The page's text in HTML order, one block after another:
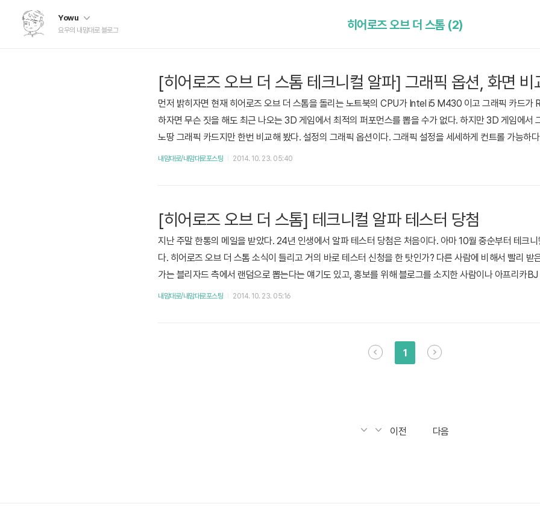
Yowu
요우의 내맘대로 블로그 히어로즈 오브 더 스톰 (2)
[히어로즈 오브 더 스톰 테크니컬 알파] 그래픽 옵션, 화면 비
먼저 밝히자면 현재 히어로즈 오브 더 스톰을 돌리는 노트북의 CPU가 Intel i5 M430 이고 그래픽 카드
하자면 무슨 짓을 해도 최근 나오는 3D 게임에서 최적의 퍼포먼스를 뽑을 수가 없다. 하지만 3D 게임에서
노땅 그래픽 카드지만 한번 비교해 봤다. 설정의 그래픽 옵션이다. 그래픽 설정을 세세하게 컨트롤 가능하
할 수 없다. 스크린샷들이 4:3 비율인 이유다. 내 컴퓨터 환경에서 원할한 플레이를 위해서는 당연히 모든 옵
내맘대로/내맘대로포스팅 2014. 10. 23. 05:40
[히어로즈 오브 더 스톰] 테크니컬 알파 테스터 당첨
지난 주말 한통의 메일을 받았다. 24년 인생에서 알파 테스터 당첨은 처음이다. 아마 10월 중순부터 테크
다. 히어로즈 오브 더 스톰 소식이 들리고 거의 바로 테스터 신청을 한 탓인가? 다른 사람에 비해서 빨리 받
가는 블리자드 측에서 랜덤으로 뽑는다는 얘기도 있고, 홍보를 위해 블로그를 소지한 사람이나 아프리카
먼저 알파 테스팅 권한을 줬다는 얘기도 있다. 덕분에 간만에 배틀넷을 설치했다. 테스터로 선정된 계정으로
내맘대로/내맘대로포스팅 2014. 10. 23. 05:16
1
이전 다음